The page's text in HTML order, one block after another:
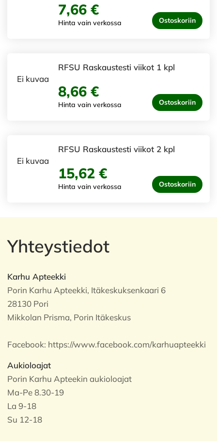
7,66 €
Hinta vain verkossa Ostoskoriin
Ei kuvaa
RFSU Raskaustesti viikot 1 kpl
8,66 €
Hinta vain verkossa Ostoskoriin
Ei kuvaa
RFSU Raskaustesti viikot 2 kpl
15,62 €
Hinta vain verkossa Ostoskoriin
Yhteystiedot
Karhu Apteekki
Porin Karhu Apteekki, Itäkeskuksenkaari 6
28130 Pori
Mikkolan Prisma, Porin Itäkeskus
Facebook: https://www.facebook.com/karhuapteekki
Aukioloajat
Porin Karhu Apteekin aukioloajat
Ma-Pe 8.30-19
La 9-18
Su 12-18